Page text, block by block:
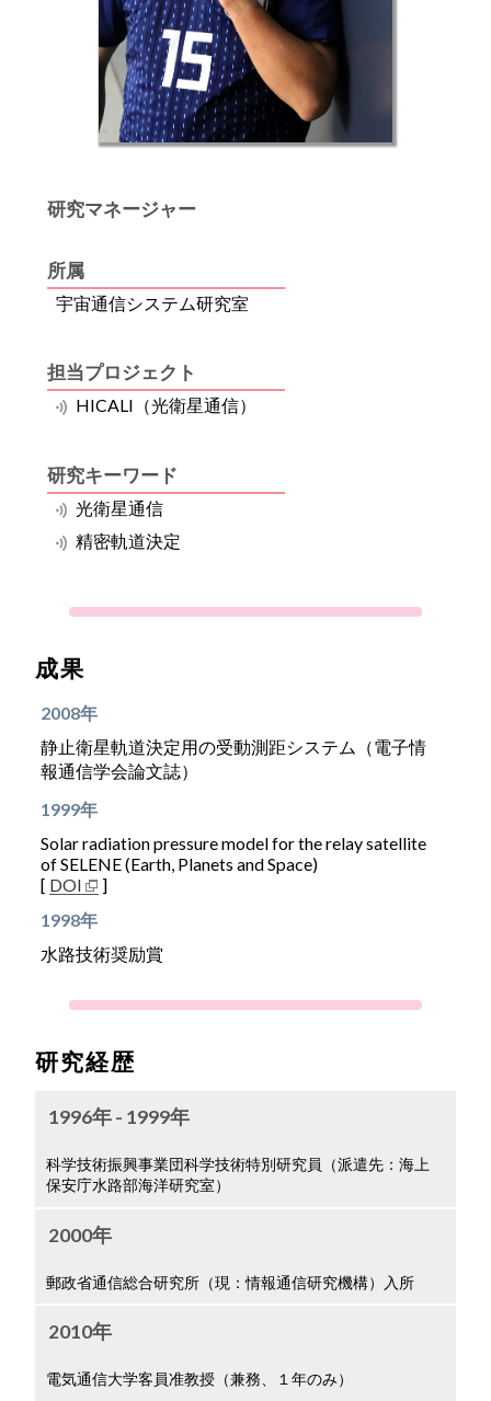
研究マネージャー
所属
宇宙通信システム研究室
担当プロジェクト
HICALI（光衛星通信）
研究キーワード
光衛星通信
精密軌道決定
成果
2008年
静止衛星軌道決定用の受動測距システム（電子情
報通信学会論文誌）
1999年
Solar radiation pressure model for the relay satellite
of SELENE (Earth, Planets and Space)
[ DOI
]
1998年
水路技術奨励賞
研究経歴
1996年 - 1999年
科学技術振興事業団科学技術特別研究員（派遣先：海上
保安庁水路部海洋研究室）
2000年
郵政省通信総合研究所（現：情報通信研究機構）入所
2010年
電気通信大学客員准教授（兼務、１年のみ）